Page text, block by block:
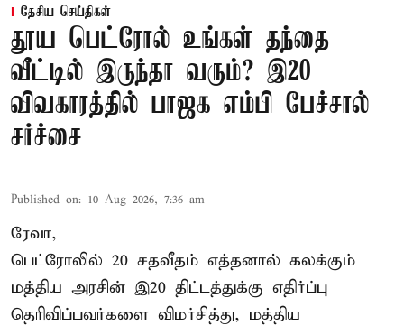
தேசிய செய்திகள்
தூய பெட்ரோல் உங்கள் தந்தை
வீட்டில் இருந்தா வரும்? இ20
விவகாரத்தில் பாஜக எம்பி பேச்சால்
சர்ச்சை
Published on: 10 Aug 2026, 7:36 am
ரேவா,
பெட்ரோலில் 20 சதவீதம் எத்தனால் கலக்கும்
மத்திய அரசின் இ20 திட்டத்துக்கு எதிர்ப்பு
தெரிவிப்பவர்களை விமர்சித்து, மத்திய